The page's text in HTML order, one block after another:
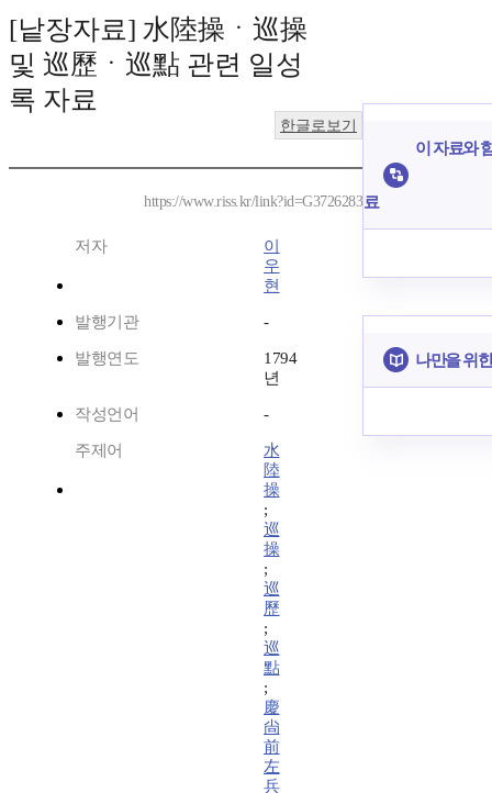
[낱장자료] 水陸操ㆍ巡操
및 巡歷ㆍ巡點 관련 일성
록 자료
한글로보기
https://www.riss.kr/link?id=G3726283
저자
이
우
현
발행기관 -
발행연도
1794
년
작성언어 -
주제어
水
陸
操
;
巡
操
;
巡
歷
;
巡
點
;
慶
尙
前
左
兵
이 자료와
료
나만을 위